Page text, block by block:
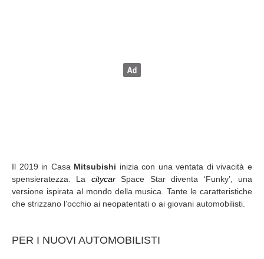
Il 2019 in Casa Mitsubishi inizia con una ventata di vivacità e
spensieratezza. La citycarSpace Star diventa ‘Funky’, una
versione ispirata al mondo della musica. Tante le caratteristiche
che strizzano l’occhio ai neopatentati o ai giovani automobilisti.
PER I NUOVI AUTOMOBILISTI